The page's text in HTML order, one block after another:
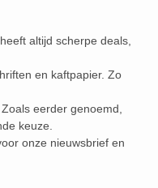
altijd scherpe deals,
en kaftpapier. Zo
Zoals eerder genoemd,
keuze.
onze nieuwsbrief en